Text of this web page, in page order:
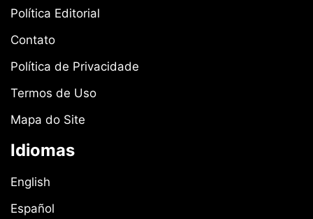
Política Editorial
Contato
Política de Privacidade
Termos de Uso
Mapa do Site
Idiomas
English
Español